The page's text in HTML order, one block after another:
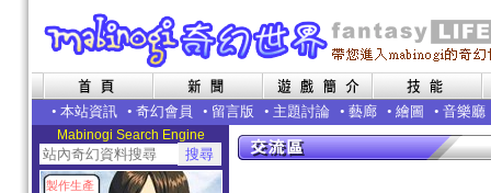
• 本站資訊 • 奇幻會員 • 留言版 • 主題討論 • 藝廊 • 繪圖 • 音樂廳
Mabinogi Search Engine
製作生產